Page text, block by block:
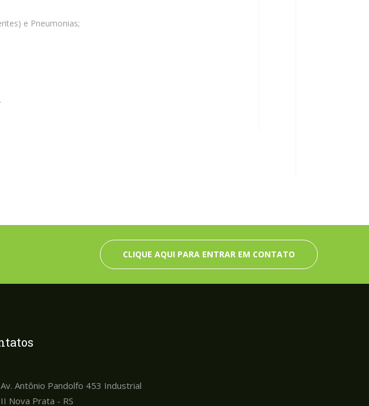
e Pneumonias;
CLIQUE AQUI PARA ENTRAR EM CONTATO
Av. Antônio Pandolfo 453 Industrial
II Nova Prata - RS